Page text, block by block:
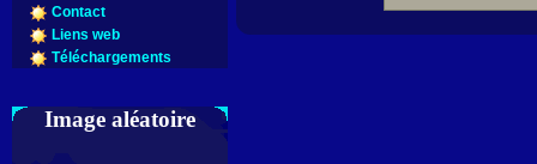
Contact
Liens web
Téléchargements
Image aléatoire